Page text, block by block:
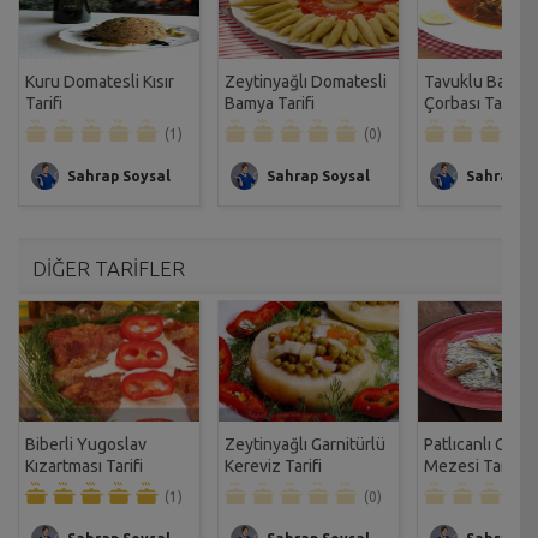
Kuru Domatesli Kısır
Tarifi
(1)
Sahrap Soysal
Zeytinyağlı Domatesli
Bamya Tarifi
(0)
Sahrap Soysal
Tavuklu Bamya
Çorbası Tarifi
Sahrap
DİĞER TARİFLER
Biberli Yugoslav
Kızartması Tarifi
(1)
Zeytinyağlı Garnitürlü
Kereviz Tarifi
(0)
Patlıcanlı Gürcü
Mezesi Tarifi